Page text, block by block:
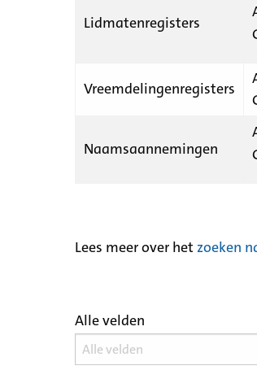
Lidmatenregisters
Vreemdelingenregisters
Naamsaannemingen
Lees meer over het zoeken
Alle velden